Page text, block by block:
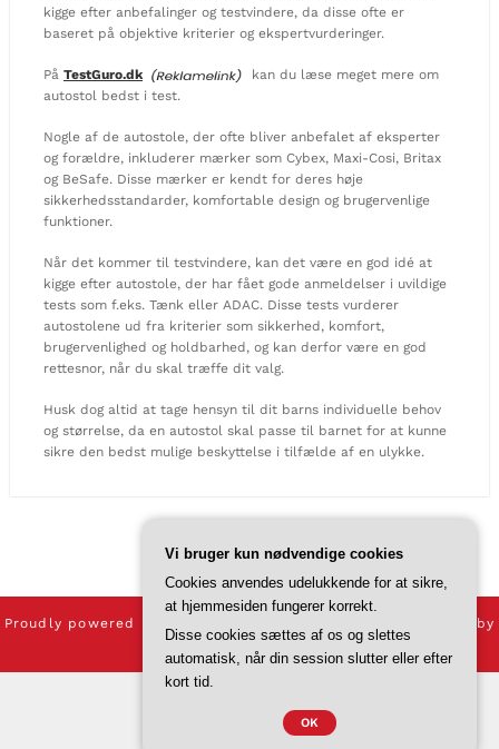
kigge efter anbefalinger og testvindere, da disse ofte er
baseret på objektive kriterier og ekspertvurderinger.
På TestGuro.dk
kan du læse meget mere om
autostol bedst i test.
Nogle af de autostole, der ofte bliver anbefalet af eksperter
og forældre, inkluderer mærker som Cybex, Maxi-Cosi, Britax
og BeSafe. Disse mærker er kendt for deres høje
sikkerhedsstandarder, komfortable design og brugervenlige
funktioner.
Når det kommer til testvindere, kan det være en god idé at
kigge efter autostole, der har fået gode anmeldelser i uvildige
tests som f.eks. Tænk eller ADAC. Disse tests vurderer
autostolene ud fra kriterier som sikkerhed, komfort,
brugervenlighed og holdbarhed, og kan derfor være en god
rettesnor, når du skal træffe dit valg.
Husk dog altid at tage hensyn til dit barns individuelle behov
og størrelse, da en autostol skal passe til barnet for at kunne
sikre den bedst mulige beskyttelse i tilfælde af en ulykke.
Proudly powered by
by
SpiceThemes
CVR-Nummer DK37 40 77 39
Vi bruger kun nødvendige cookies
Cookies anvendes udelukkende for at sikre,
at hjemmesiden fungerer korrekt.
Disse cookies sættes af os og slettes
automatisk, når din session slutter eller efter
kort tid.
OK